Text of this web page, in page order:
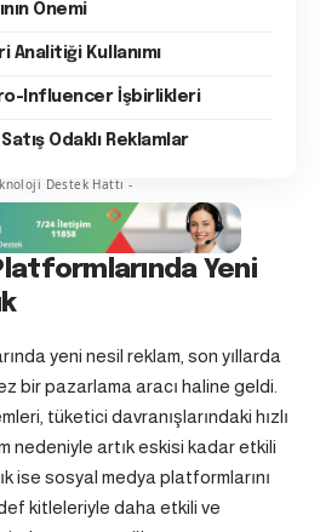
Önemi
Analitiği Kullanımı
Influencer İşbirlikleri
Odaklı Reklamlar
Destek Hattı -
Yeni
yeni nesil reklam, son yıllarda
bir pazarlama aracı haline geldi.
tüketici davranışlarındaki hızlı
nedeniyle artık eskisi kadar etkili
ise sosyal medya platformlarını
kitleleriyle daha etkili ve